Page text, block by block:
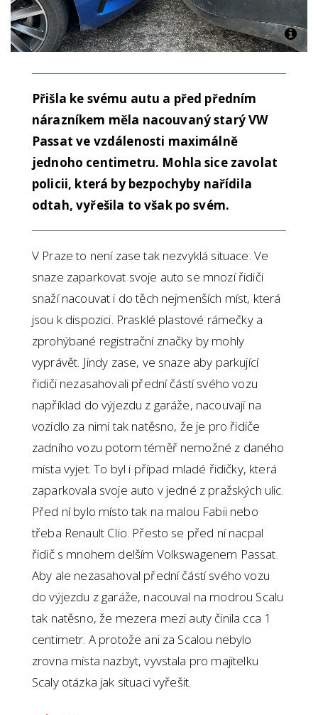
Přišla ke svému autu a před předním
nárazníkem měla nacouvaný starý VW
Passat ve vzdálenosti maximálně
jednoho centimetru. Mohla sice zavolat
policii, která by bezpochyby nařídila
odtah, vyřešila to však po svém.
V Praze to není zase tak nezvyklá situace. Ve
snaze zaparkovat svoje auto se mnozí řidiči
snaží nacouvat i do těch nejmenších míst, která
jsou k dispozici. Prasklé plastové rámečky a
zprohýbané registrační značky by mohly
vyprávět. Jindy zase, ve snaze aby parkující
řidiči nezasahovali přední částí svého vozu
například do výjezdu z garáže, nacouvají na
vozidlo za nimi tak natěsno, že je pro řidiče
zadního vozu potom téměř nemožné z daného
místa vyjet. To byl i případ mladé řidičky, která
zaparkovala svoje auto v jedné z pražských ulic.
Před ní bylo místo tak na malou Fabii nebo
třeba Renault Clio. Přesto se před ní nacpal
řidič s mnohem delším Volkswagenem Passat.
Aby ale nezasahoval přední částí svého vozu
do výjezdu z garáže, nacouval na modrou Scalu
tak natěsno, že mezera mezi auty činila cca 1
centimetr. A protože ani za Scalou nebylo
zrovna místa nazbyt, vyvstala pro majitelku
Scaly otázka jak situaci vyřešit.